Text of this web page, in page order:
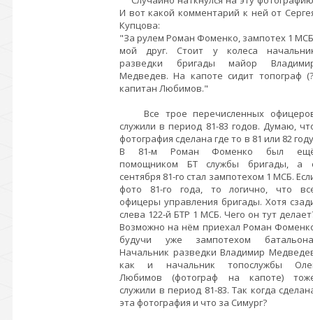
И вот какой комментарий к ней от
Купцова:
"За рулем Роман Фоменко, зампотех 1
мой друг. Стоит у колеса
разведки бригады майор
Медведев. На капоте сидит топограф
капитан Любимов."
Все трое перечисленных
служили в период 81-83 годов. Думаю,
фотография сделана где то в 81 или 82
В 81-м Роман Фоменко был
помощником БТ службы бригады, а
сентября 81-го стал зампотехом 1 МСБ.
фото 81-го года, то логично, что
офицеры управления бригады. Хотя
слева 122-й БТР 1 МСБ. Чего он тут
Возможно на нём приехал Роман
будучи уже зампотехом
Начальник разведки Владимир
как и начальник топослужбы
Любимов (фотограф на капоте)
служили в период 81-83. Так когда
эта фотография и что за Симург?